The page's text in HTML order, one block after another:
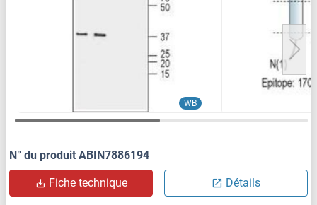
WB
N° du produit ABIN7886194
Fiche technique Détails